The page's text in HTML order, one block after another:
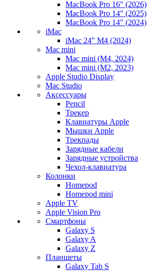
MacBook Pro 16" (2026)
MacBook Pro 14" (2025)
MacBook Pro 14" (2024)
iMac
iMac 24" M4 (2024)
Mac mini
Mac mini (M4, 2024)
Mac mini (M2, 2023)
Apple Studio Display
Mac Studio
Аксессуары
Pencil
Трекер
Клавиатуры Apple
Мышки Apple
Трекпады
Зарядные кабели
Зарядные устройства
Чехол-клавиатура
Колонки
Homepod
Homepod mini
Apple TV
Apple Vision Pro
Смартфоны
Galaxy S
Galaxy A
Galaxy Z
Планшеты
Galaxy Tab S